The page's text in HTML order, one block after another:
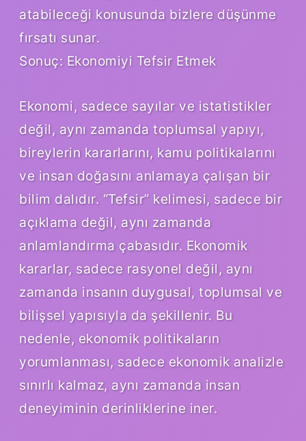
atabileceği konusunda bizlere düşünme
fırsatı sunar.
Sonuç: Ekonomiyi Tefsir Etmek
Ekonomi, sadece sayılar ve istatistikler
değil, aynı zamanda toplumsal yapıyı,
bireylerin kararlarını, kamu politikalarını
ve insan doğasını anlamaya çalışan bir
bilim dalıdır. “Tefsir” kelimesi, sadece bir
açıklama değil, aynı zamanda
anlamlandırma çabasıdır. Ekonomik
kararlar, sadece rasyonel değil, aynı
zamanda insanın duygusal, toplumsal ve
bilişsel yapısıyla da şekillenir. Bu
nedenle, ekonomik politikaların
yorumlanması, sadece ekonomik analizle
sınırlı kalmaz, aynı zamanda insan
deneyiminin derinliklerine iner.